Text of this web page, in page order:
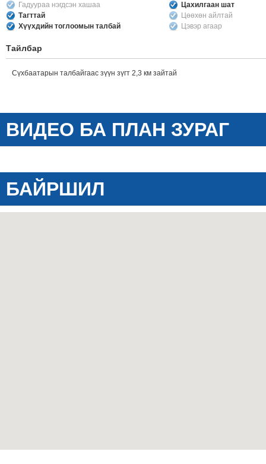
Гадуураа нэгдсэн хашаа
Цахилгаан шат
Тагттай
Цөөхөн айлтай
Хүүхдийн тоглоомын талбай
Цэвэр агаар
Тайлбар
Сүхбаатарын талбайгаас зүүн зүгт 2,3 км зайтай
ВИДЕО БА ПЛАН ЗУРАГ
БАЙРШИЛ